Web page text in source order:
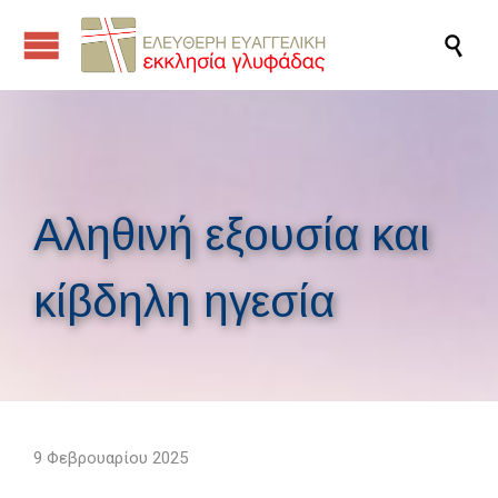

Αληθινή εξουσία και
κίβδηλη ηγεσία
9 Φεβρουαρίου 2025